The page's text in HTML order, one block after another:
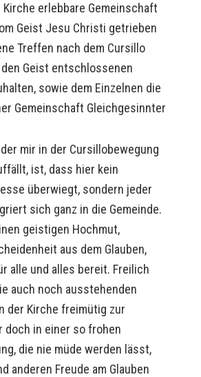
erlebbare Gemeinschaft
Geist Jesu Christi getrieben
Treffen nach dem Cursillo
Geist entschlossenen
sowie dem Einzelnen die
Gemeinschaft Gleichgesinnter
mir in der Cursillobewegung
ist, dass hier kein
überwiegt, sondern jeder
sich ganz in die Gemeinde.
geistigen Hochmut,
aus dem Glauben,
alle und alles bereit. Freilich
auch noch ausstehenden
der Kirche freimütig zur
doch in einer so frohen
die nie müde werden lässt,
anderen Freude am Glauben